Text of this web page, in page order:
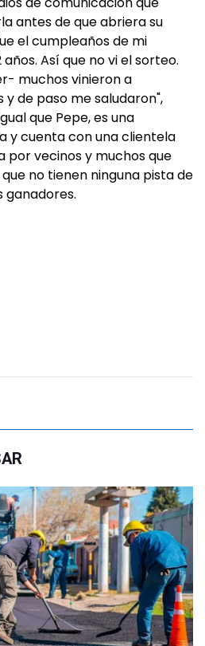
antes de que abriera su
el cumpleaños de mi
Así que no vi el sorteo.
muchos vinieron a
de paso me saludaron",
que Pepe, es una
y cuenta con una clientela
vecinos y muchos que
no tienen ninguna pista de
ganadores.